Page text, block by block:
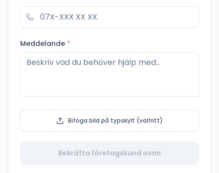
Meddelande *
Bifoga bild på typskylt (valfritt)
Bekräfta företagskund ovan